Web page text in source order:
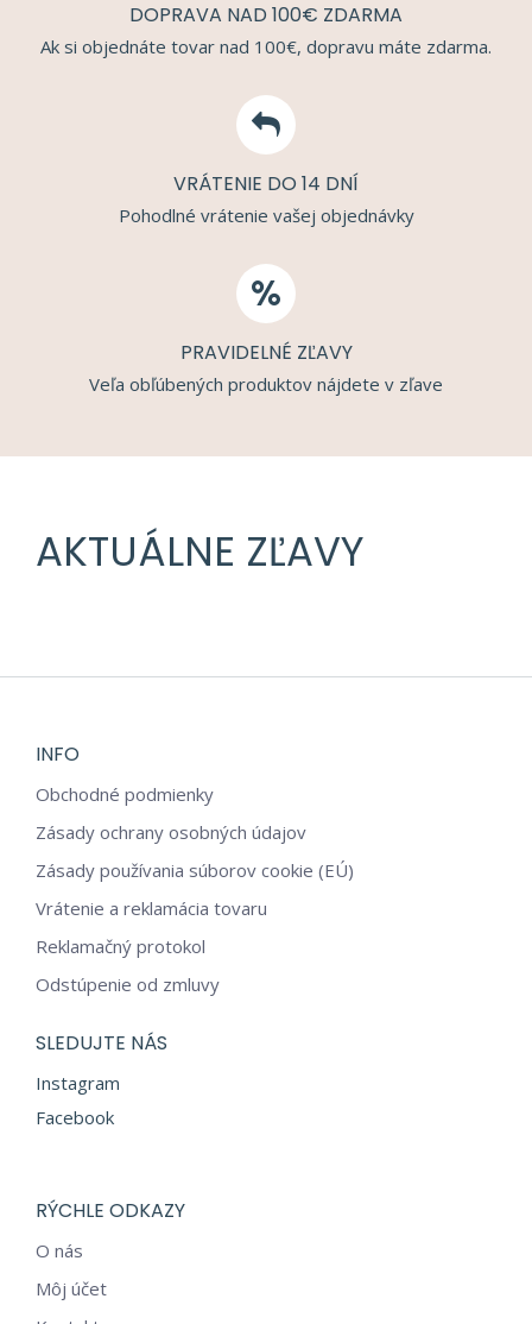
DOPRAVA NAD 100€ ZDARMA
Ak si objednáte tovar nad 100€, dopravu máte zdarma.
VRÁTENIE DO 14 DNÍ
Pohodlné vrátenie vašej objednávky
PRAVIDELNÉ ZĽAVY
Veľa obľúbených produktov nájdete v zľave
AKTUÁLNE ZĽAVY
INFO
Obchodné podmienky
Zásady ochrany osobných údajov
Zásady používania súborov cookie (EÚ)
Vrátenie a reklamácia tovaru
Reklamačný protokol
Odstúpenie od zmluvy
SLEDUJTE NÁS
Instagram
Facebook
RÝCHLE ODKAZY
O nás
Môj účet